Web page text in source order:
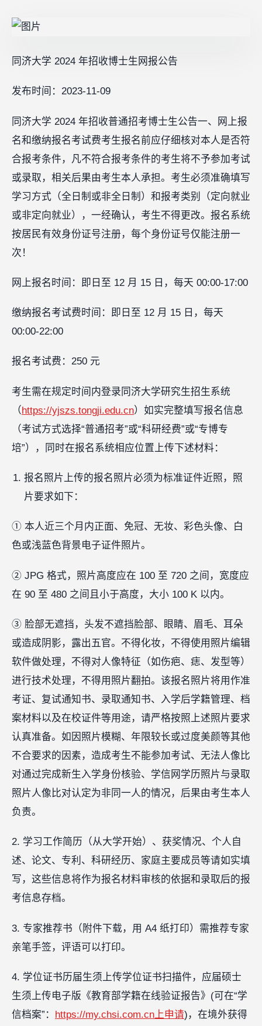
同济大学 2024 年招收博士生网报公告
发布时间：2023-11-09
同济大学 2024 年招收普通招考博士生公告一、网上报
名和缴纳报名考试费考生报名前应仔细核对本人是否符
合报考条件，凡不符合报考条件的考生将不予参加考试
或录取，相关后果由考生本人承担。考生必须准确填写
学习方式（全日制或非全日制）和报考类别（定向就业
或非定向就业），一经确认，考生不得更改。报名系统
按居民有效身份证号注册，每个身份证号仅能注册一
次！
网上报名时间：即日至 12 月 15 日，每天 00:00-17:00‍
缴纳报名考试费时间：即日至 12 月 15 日，每天
00:00-22:00
报名考试费：250 元‍
考生需在规定时间内登录同济大学研究生招生系统
（https://yjszs.tongji.edu.cn）如实完整填写报名信息
（考试方式选择“普通招考”或“科研经费”或“专博专
培”），同时在报名系统相应位置上传下述材料：
报名照片上传的报名照片必须为标准证件近照，照
片要求如下：
① 本人近三个月内正面、免冠、无妆、彩色头像、白
色或浅蓝色背景电子证件照片。
② JPG 格式，照片高度应在 100 至 720 之间，宽度应
在 90 至 480 之间且小于高度，大小 100 K 以内。
③ 脸部无遮挡，头发不遮挡脸部、眼睛、眉毛、耳朵
或造成阴影，露出五官。不得化妆，不得使用照片编辑
软件做处理，不得对人像特征（如伤疤、痣、发型等）
进行技术处理，不得用照片翻拍。该报名照片将用作准
考证、复试通知书、录取通知书、入学后学籍管理、档
案材料以及在校证件等用途，请严格按照上述照片要求
认真准备。如因照片模糊、年限较长或过度美颜等其他
不合要求的因素，造成考生不能参加考试、无法人像比
对通过完成新生入学身份核验、学信网学历照片与录取
照片人像比对认定为非同一人的情况，后果由考生本人
负责。
2. 学习工作简历（从大学开始）、获奖情况、个人自
述、论文、专利、科研经历、家庭主要成员等请如实填
写，这些信息将作为报名材料审核的依据和录取后的报
考信息存档。
3. 专家推荐书（附件下载，用 A4 纸打印）需推荐专家
亲笔手签，评语可以打印。
4. 学位证书历届生须上传学位证书扫描件，应届硕士
生须上传电子版《教育部学籍在线验证报告》(可在“学
信档案”： https://my.chsi.com.cn上申请)，在境外获得